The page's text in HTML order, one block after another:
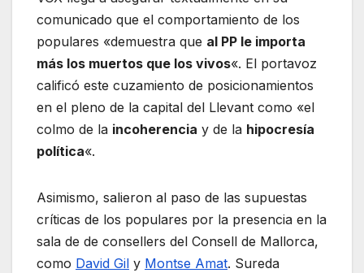
comunicado que el comportamiento de los
populares «demuestra que al PP le importa
más los muertos que los vivos«. El portavoz
calificó este cuzamiento de posicionamientos
en el pleno de la capital del Llevant como «el
colmo de la incoherencia y de la hipocresía
política«.
Asimismo, salieron al paso de las supuestas
críticas de los populares por la presencia en la
sala de de consellers del Consell de Mallorca,
como David Gil y Montse Amat. Sureda